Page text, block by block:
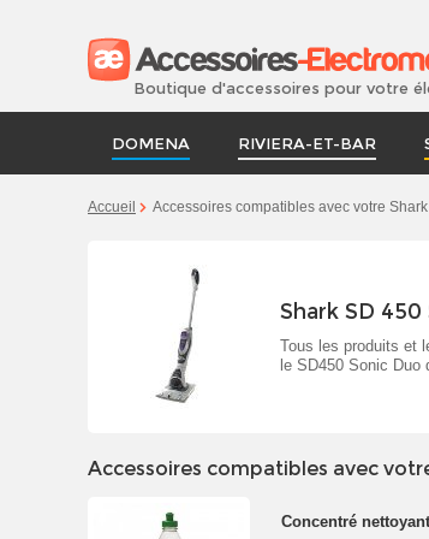
Boutique d'accessoires pour votre
DOMENA RIVIERA-ET-BAR
Accueil Accessoires compatibles avec votre
Shark SD
Tous les produits et
le SD450 Sonic Duo
Accessoires compatibles avec
Concentré